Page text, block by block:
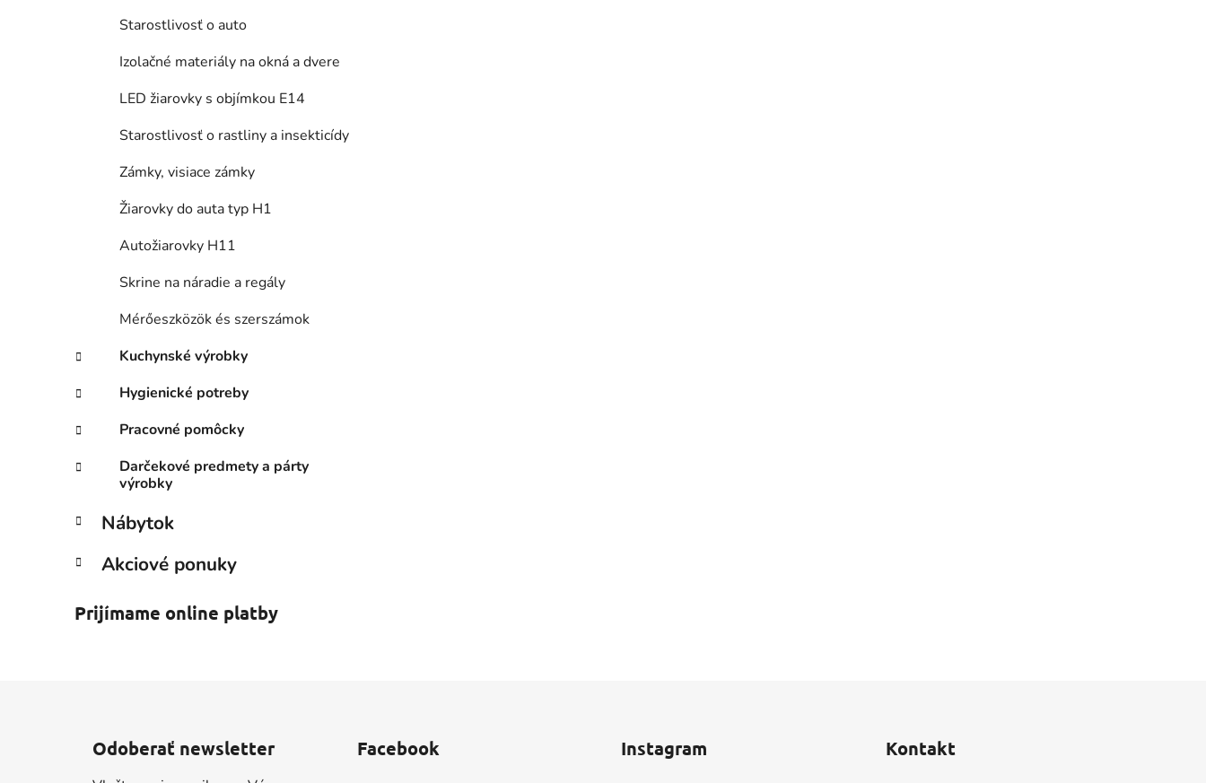
Starostlivosť o auto
Izolačné materiály na okná a dvere
LED žiarovky s objímkou E14
Starostlivosť o rastliny a insekticídy
Zámky, visiace zámky
Žiarovky do auta typ H1
Autožiarovky H11
Skrine na náradie a regály
Mérőeszközök és szerszámok
Kuchynské výrobky
Hygienické potreby
Pracovné pomôcky
Darčekové predmety a párty
výrobky
Nábytok
Akciové ponuky
Prijímame online platby
Odoberať newsletter Facebook Instagram Kontakt